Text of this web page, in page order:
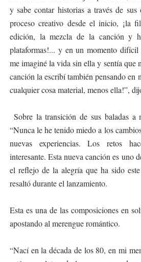
y sabe contar historias a través de
proceso creativo desde el inicio, ¡la
edición, la mezcla de la canción y
plataformas!... y en un momento
me imaginé la vida sin ella y sentía que
canción la escribí también pensando en
cualquier cosa material, menos ella!”,
Sobre la transición de sus baladas a
“Nunca le he tenido miedo a los
nuevas experiencias. Los retos
interesante. Esta nueva canción es uno
el reflejo de la alegría que ha sido
resaltó durante el lanzamiento.
Esta es una de las composiciones en
apostando al merengue romántico.
“Nací en la década de los 80, en mi